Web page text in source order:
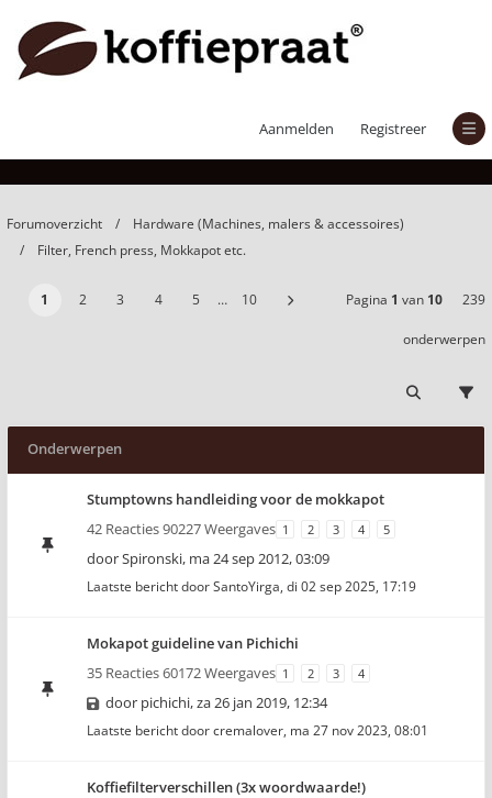
Aanmelden Registreer
Filter, French press, Mokkapot etc.
Forumoverzicht
Hardware (Machines, malers & accessoires)
Filter, French press, Mokkapot etc.
1 2 3 4 5 … 10 Pagina 1 van 10 239
onderwerpen
Onderwerpen
Stumptowns handleiding voor de mokkapot
42 Reacties 90227 Weergaves 1 2 3 4 5
doorSpironski, ma 24 sep 2012, 03:09
Laatste bericht doorSantoYirga, di 02 sep 2025, 17:19
Mokapot guideline van Pichichi
35 Reacties 60172 Weergaves 1 2 3 4
door pichichi,za 26 jan 2019, 12:34
Laatste bericht doorcremalover, ma 27 nov 2023, 08:01
Koffiefilterverschillen (3x woordwaarde!)